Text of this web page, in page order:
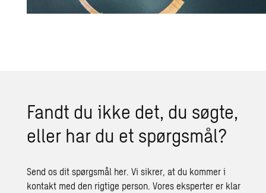
Fandt du ikke det, du søgte,
eller har du et spørgs­mål?
Send os dit spørgsmål her. Vi sikrer, at du kommer i
kontakt med den rigtige person. Vores eksperter er klar